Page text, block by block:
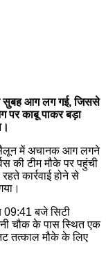
सुबह आग लग गई, जिससे
पर काबू पाकर बड़ा
सैलून में अचानक आग लगने
की टीम मौके पर पहुंची
कार्रवाई होने से
09:41 बजे सिटी
चौक के पास स्थित एक
तत्काल मौके के लिए